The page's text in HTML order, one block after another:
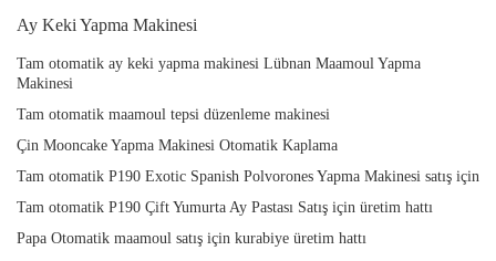
Ay Keki Yapma Makinesi
Tam otomatik ay keki yapma makinesi Lübnan Maamoul Yapma
Makinesi
Tam otomatik maamoul tepsi düzenleme makinesi
Çin Mooncake Yapma Makinesi Otomatik Kaplama
Tam otomatik P190 Exotic Spanish Polvorones Yapma Makinesi satış için
Tam otomatik P190 Çift Yumurta Ay Pastası Satış için üretim hattı
Papa Otomatik maamoul satış için kurabiye üretim hattı